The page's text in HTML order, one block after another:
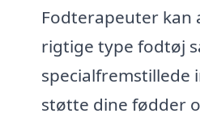
Fodterapeuter kan
rigtige type fodtøj
støtte dine fødder